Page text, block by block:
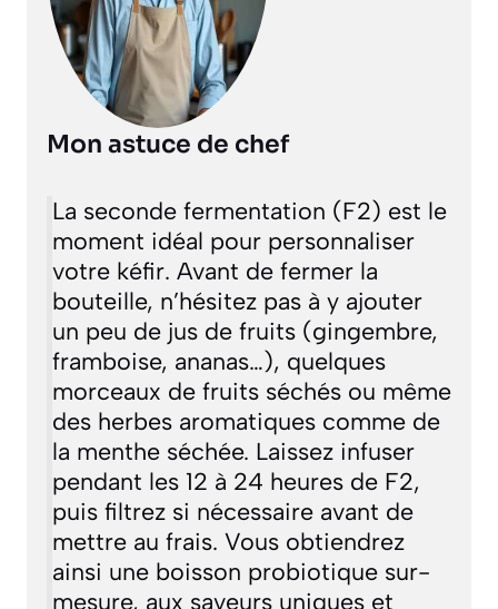
Mon astuce de chef
La seconde fermentation (F2) est le
moment idéal pour personnaliser
votre kéfir. Avant de fermer la
bouteille, n’hésitez pas à y ajouter
un peu de jus de fruits (gingembre,
framboise, ananas…), quelques
morceaux de fruits séchés ou même
des herbes aromatiques comme de
la menthe séchée. Laissez infuser
pendant les 12 à 24 heures de F2,
puis filtrez si nécessaire avant de
mettre au frais. Vous obtiendrez
ainsi une boisson probiotique sur-
mesure, aux saveurs uniques et